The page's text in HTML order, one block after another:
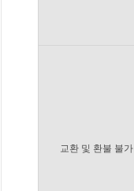
교환 및 환불 불가